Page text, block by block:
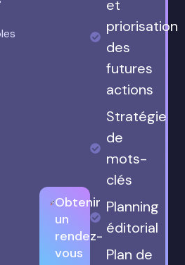
Obtenir
un
rendez-
vous
et
priorisation
des
futures
actions
Stratégie
de
mots-
clés
Planning
éditorial
Plan de